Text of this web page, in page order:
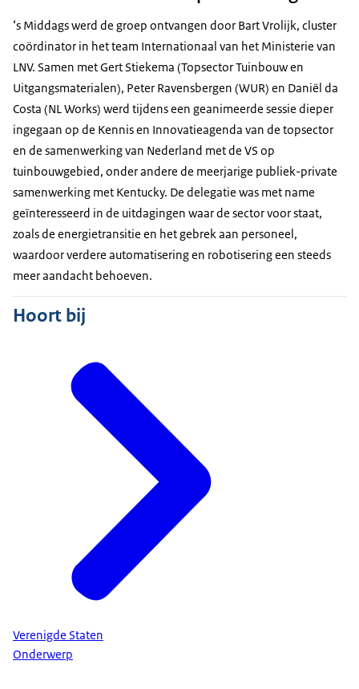
‘s Middags werd de groep ontvangen door Bart Vrolijk, cluster
coördinator in het team Internationaal van het Ministerie van
LNV. Samen met Gert Stiekema (Topsector Tuinbouw en
Uitgangsmaterialen), Peter Ravensbergen (WUR) en Daniël da
Costa (NL Works) werd tijdens een geanimeerde sessie dieper
ingegaan op de Kennis en Innovatieagenda van de topsector
en de samenwerking van Nederland met de VS op
tuinbouwgebied, onder andere de meerjarige publiek-private
samenwerking met Kentucky. De delegatie was met name
geïnteresseerd in de uitdagingen waar de sector voor staat,
zoals de energietransitie en het gebrek aan personeel,
waardoor verdere automatisering en robotisering een steeds
meer aandacht behoeven.
Hoort bij
Verenigde Staten
Onderwerp